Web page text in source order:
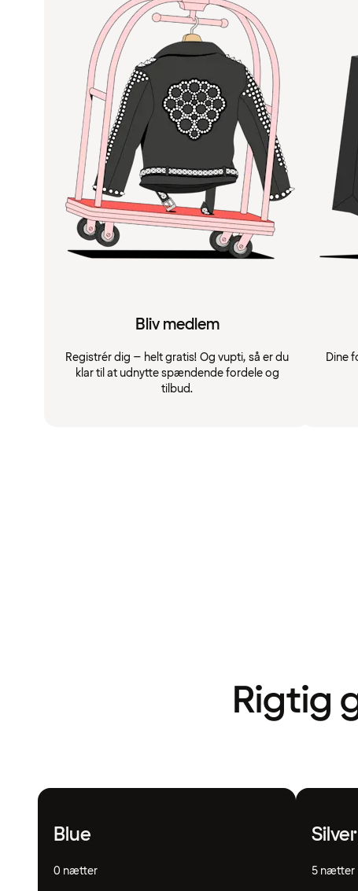
Bliv medlem
Registrér dig – helt gratis! Og vupti, så er du
klar til at udnytte spændende fordele og
tilbud.
Dine
Rigtig
Blue
0 nætter
Silver
5 nætter